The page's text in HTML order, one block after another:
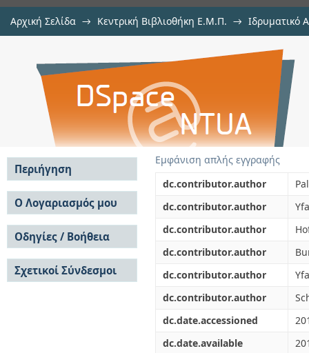
Αρχική Σελίδα → Κεντρική Βιβλιοθήκη Ε.Μ.Π. → Ιδρυματικό
Mechanisms to inhibit
coatings
Εμφάνιση απλής εγγραφής
dc.contributor.author
dc.contributor.author
dc.contributor.author
dc.contributor.author
dc.contributor.author
dc.contributor.author
dc.date.accessioned
dc.date.available
Περιήγηση
Σε όλο το DSpace
Κοινότητες & Συλλογές
Ανά Ημερομηνία
Έκδοσης
Συγγραφείς
Τίτλοι
Θέματα
Ο Λογαριασμός μου
Σύνδεση
Εγγραφή
Οδηγίες / Βοήθεια
Οδηγίες Υποβολής
Οδηγίες Χρήσης ΙΑ
Συχνές Ερωτήσεις
Σχετικοί Σύνδεσμοι